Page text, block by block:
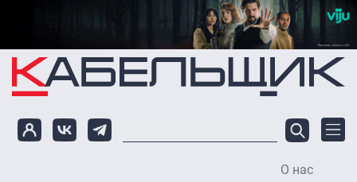
Перейти к основному содержанию
О нас